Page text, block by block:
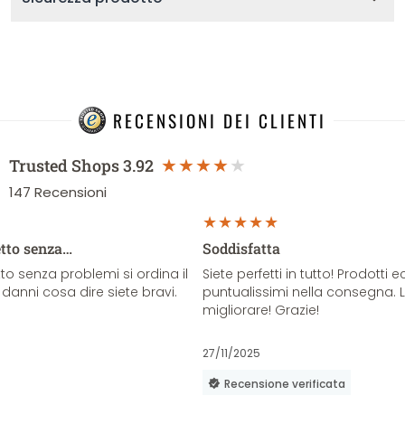
RECENSIONI DEI CLIENTI
Trusted Shops3.92
147 Recensioni
senza…
senza problemi si ordina il
cosa dire siete bravi.
Soddisfatta
Siete perfetti in tutto! Prodotti
puntualissimi nella consegna.
migliorare! Grazie!
27/11/2025
Recensione verificata